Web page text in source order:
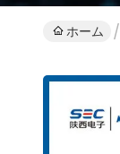
ホーム